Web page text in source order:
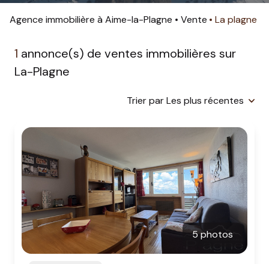
transactions
nos
prestations
informations
station
contact
Agence immobilière à Aime-la-Plagne Vente La plagne
1 annonce(s) de ventes immobilières sur
La-Plagne
Trier par Les plus récentes
5 photos